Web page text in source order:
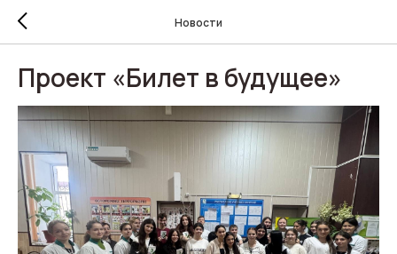
Новости
Проект «Билет в будущее»